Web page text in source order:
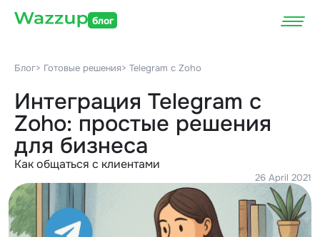
блог
Блог> Готовые решения> Telegram c Zoho
Интеграция Telegram c
Zoho: простые решения
для бизнеса
Как общаться с клиентами
26 April 2021